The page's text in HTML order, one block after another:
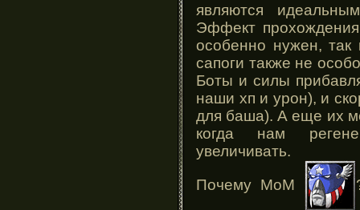
являются
Эффект
особенно нужен, так
сапоги также не
Боты и силы
наши хп и урон), и
для баша). А еще их
когда нам
увеличивать.
Почему МоМ